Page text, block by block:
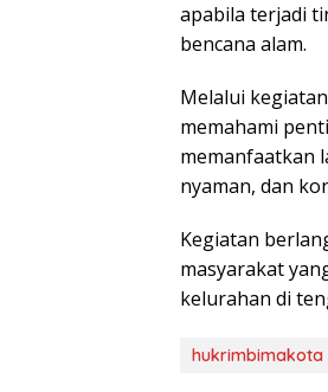
apabila terjadi
bencana alam.
Melalui
memahami
memanfaatkan
nyaman, dan
Kegiatan
masyarakat
kelurahan di
hukrimbimakota